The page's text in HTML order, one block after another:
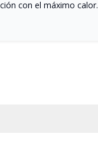
con el máximo calor.